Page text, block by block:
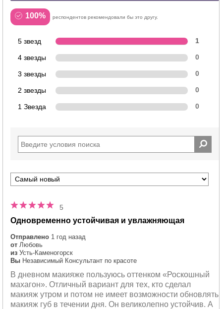
100% респондентов рекомендовали бы это другу.
5 звезд 1
4 звезды 0
3 звезды 0
2 звезды 0
1 Звезда 0
5
Одновременно устойчивая и увлажняющая
Отправлено 1 год назад
от Любовь
из Усть-Каменогорск
Вы Независимый Консультант по красоте
В дневном макияже пользуюсь оттенком «Роскошный
махагон». Отличный вариант для тех, кто сделал
макияж утром и потом не имеет возможности обновлять
макияж губ в течении дня. Он великолепно устойчив. А